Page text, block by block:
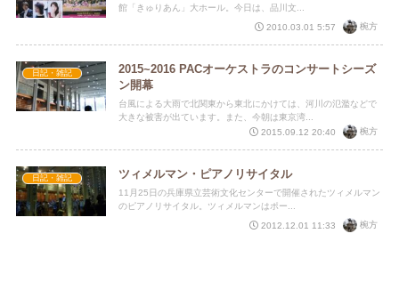
館「きゅりあん」大ホール。今日は、品川文...
2010.03.01 5:57
椀方
日記・雑記
2015~2016 PACオーケストラのコンサートシーズ
ン開幕
台風による大雨で北関東から東北にかけては、河川の氾濫などで
大きな被害が出ています。また、今朝は東京湾...
2015.09.12 20:40
椀方
日記・雑記 ツィメルマン・ピアノリサイタル
11月25日の兵庫県立芸術文化センターで開催されたツィメルマン
のピアノリサイタル。ツィメルマンはポー...
2012.12.01 11:33
椀方